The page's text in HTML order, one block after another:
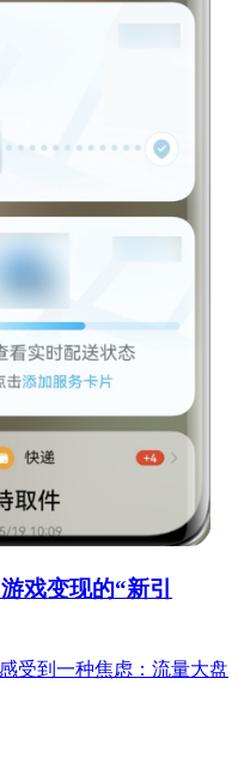
戏变现的“新引
受到一种焦虑：流量大盘